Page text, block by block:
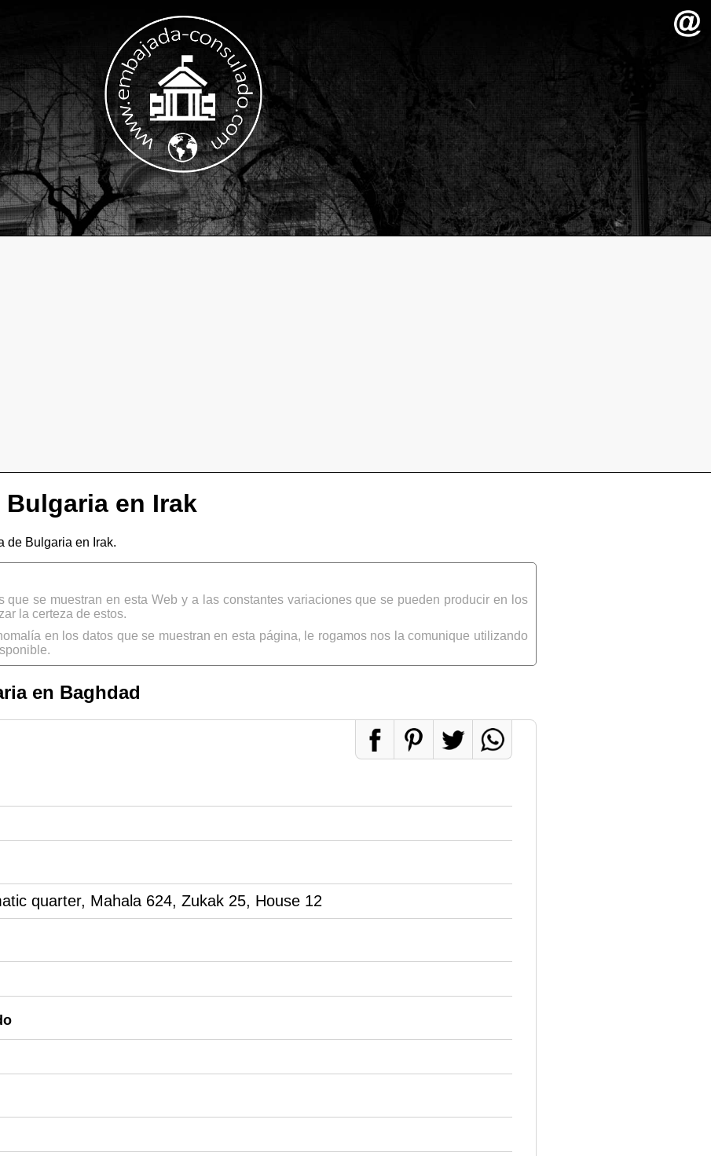
Bulgaria en Irak
de Bulgaria en Irak.
que se muestran en esta Web y a las constantes variaciones que se pueden producir en los
la certeza de estos.
en los datos que se muestran en esta página, le rogamos nos la comunique utilizando
en Baghdad
quarter, Mahala 624, Zukak 25, House 12